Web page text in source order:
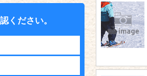
ください。